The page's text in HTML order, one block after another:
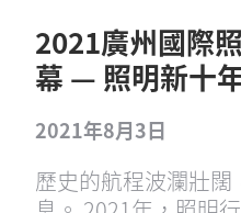
2021廣州國際
幕 — 照明新十
2021年8月3日
歷史的航程波瀾壯